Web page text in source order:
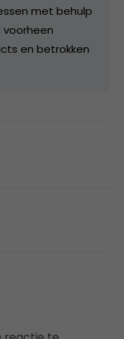
met behulp
voorheen
en betrokken